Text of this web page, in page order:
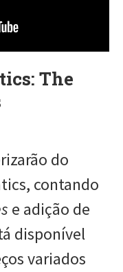
The
do
contando
e adição de
disponível
variados